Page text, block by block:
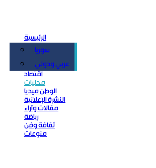
الرئيسية
سوريا
عربي ودولي
اقتصاد
محليات
الوطن ميديا
النشرة الإعلانية
مقالات وآراء
رياضة
ثقافة وفن
منوعات